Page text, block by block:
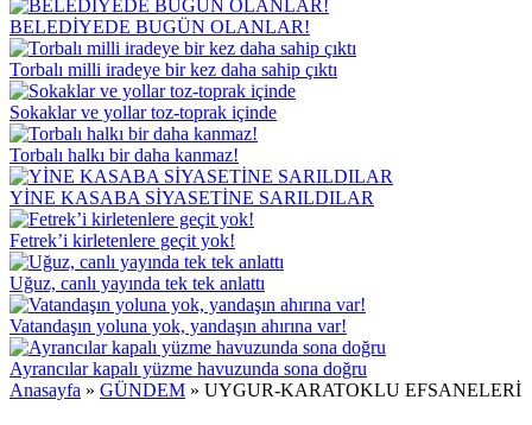
BELEDİYEDE BUGÜN OLANLAR!
Torbalı milli iradeye bir kez daha sahip çıktı
Sokaklar ve yollar toz-toprak içinde
Torbalı halkı bir daha kanmaz!
YİNE KASABA SİYASETİNE SARILDILAR
Fetrek’i kirletenlere geçit yok!
Uğuz, canlı yayında tek tek anlattı
Vatandaşın yoluna yok, yandaşın ahırına var!
Ayrancılar kapalı yüzme havuzunda sona doğru
Anasayfa » GÜNDEM » UYGUR-KARATOKLU EFSANELERİ